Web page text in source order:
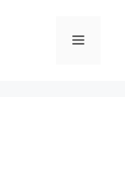
Menu